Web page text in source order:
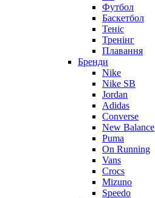
Футбол
Баскетбол
Теніс
Тренінг
Плавання
Бренди
Nike
Nike SB
Jordan
Adidas
Converse
New Balance
Puma
On Running
Vans
Crocs
Mizuno
Speedo